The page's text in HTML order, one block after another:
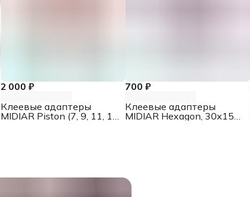
2 000 ₽
Клеевые адаптеры
MIDIAR Piston (7, 9, 11, 13
700 ₽
Клеевые адаптеры
MIDIAR Hexagon, 30х15